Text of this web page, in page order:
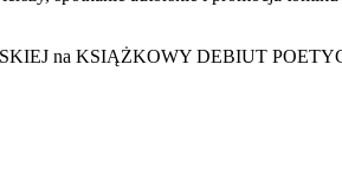
na KSIĄŻKOWY DEBIUT